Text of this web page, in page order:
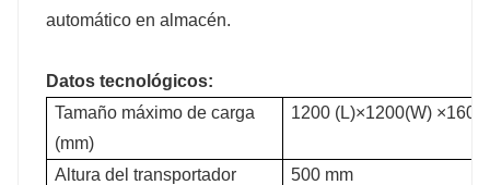
automático en almacén.
Datos tecnológicos:
Tamaño máximo de carga
(mm)
1200 (L)×1200(W)
Altura del transportador
500 mm